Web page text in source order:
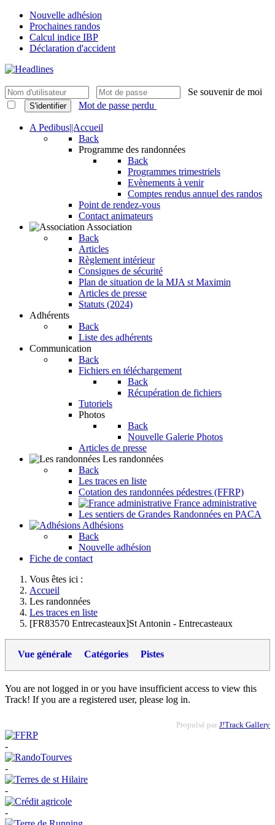
Nouvelle adhésion
Prochaines randos
Calcul indice IBP
Déclaration d'accident
Se souvenir de moi
S'identifier Mot de passe perdu
A Pedibus||Accueil
Back
Programme des randonnées
Back
Programmes trimestriels
Evènements à venir
Comptes rendus annuel des randos
Point de rendez-vous
Contact animateurs
Association
Back
Articles
Règlement intérieur
Consignes de sécurité
Plan de situation de la MJA st Maximin
Articles de presse
Statuts (2024)
Adhérents
Back
Liste des adhérents
Communication
Back
Fichiers en téléchargement
Back
Récupération de fichiers
Tutoriels
Photos
Back
Nouvelle Galerie Photos
Articles de presse
Les randonnées
Back
Les traces en liste
Cotation des randonnées pédestres (FFRP)
France administrative
Les sentiers de Grandes Randonnées en PACA
Adhésions
Back
Nouvelle adhésion
Fiche de contact
Vous êtes ici :
Accueil
Les randonnées
Les traces en liste
[FR83570 Entrecasteaux]St Antonin - Entrecasteaux
Vue générale Catégories Pistes
You are not logged in or you have insufficient access to view this
Track! If you are a registered user, please log in.
Propulsé par J!Track Gallery
-
-
-
-